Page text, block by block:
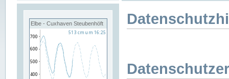
Elbe - Cuxhaven Steubenhöft